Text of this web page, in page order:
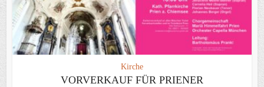
Kirche
VORVERKAUF FÜR PRIENER